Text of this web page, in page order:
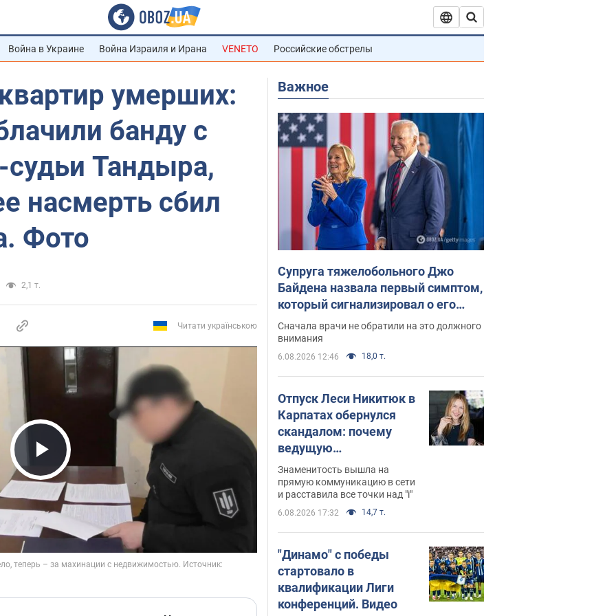
Война в Украине Война Израиля и Ирана VENETO Российские обстрелы
умерших:
банду с
судьи Тандыра,
насмерть сбил
Фото
2,1 т.
Читати українською
Play Video
Важное
Супруга тяжелобольного Джо
Байдена назвала первый симптом,
который сигнализировал о его
"агрессивном" раке
Сначала врачи не обратили на это должного
внимания
6.08.2026 12:46 18,0 т.
Отпуск Леси Никитюк в
Карпатах обернулся
скандалом: почему
ведущую
несправедливо
захейтили
Знаменитость вышла на
прямую коммуникацию в сети
и расставила все точки над "i"
6.08.2026 17:32 14,7 т.
"Динамо" с победы
стартовало в
квалификации Лиги
конференций. Видео